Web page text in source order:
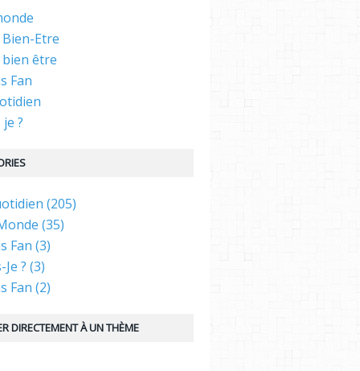
Etre
bien être
Fan
?
(205)
(35)
Fan (3)
? (3)
Fan (2)
DIRECTEMENT À UN THÈME